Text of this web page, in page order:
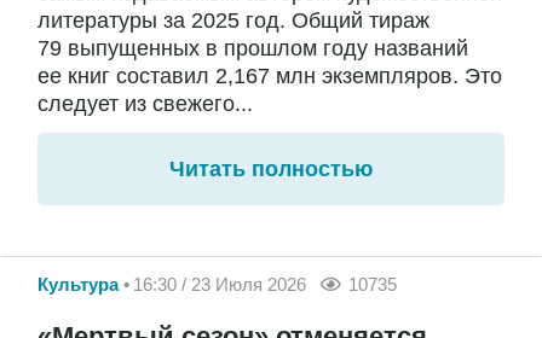
литературы за 2025 год. Общий тираж
79 выпущенных в прошлом году названий
ее книг составил 2,167 млн экземпляров. Это
следует из свежего...
Читать полностью
Культура 16:30 / 23 Июля 2026 10735